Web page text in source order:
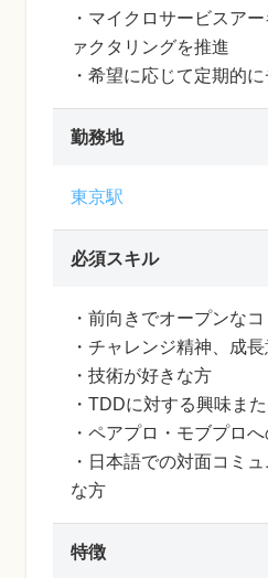
・マイクロサービスア
ァクタリングを推進
・希望に応じて定期的
勤務地
東京駅
必須スキル
・前向きでオープンな
・チャレンジ精神、成
・技術が好きな方
・TDDに対する興味ま
・ペアプロ・モブプロ
・日本語での対面コミ
な方
特徴